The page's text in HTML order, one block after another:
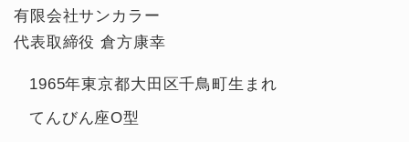
有限会社サンカラー
代表取締役 倉方康幸
1965年東京都大田区千鳥町生まれ
てんびん座O型